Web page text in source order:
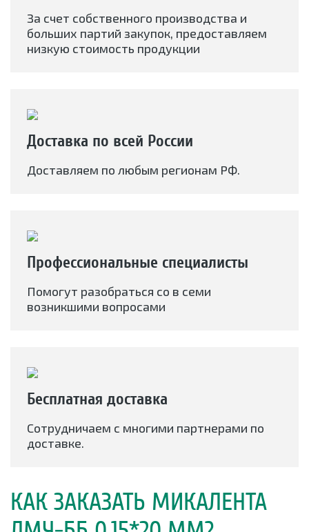
За счет собственного производства и
больших партий закупок, предоставляем
низкую стоимость продукции
Доставка по всей России
Доставляем по любым регионам РФ.
Профессиональные специалисты
Помогут разобраться со в семи
возникшими вопросами
Бесплатная доставка
Сотрудничаем с многими партнерами по
доставке.
КАК ЗАКАЗАТЬ МИКАЛЕНТА